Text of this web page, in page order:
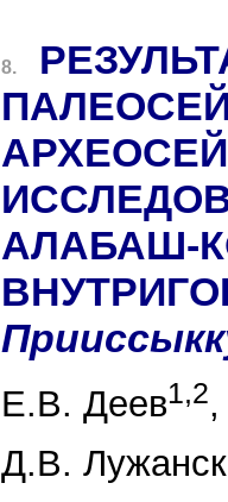
8.
АЛАБАШ-
Е.В. Деев1,2
Д.В.